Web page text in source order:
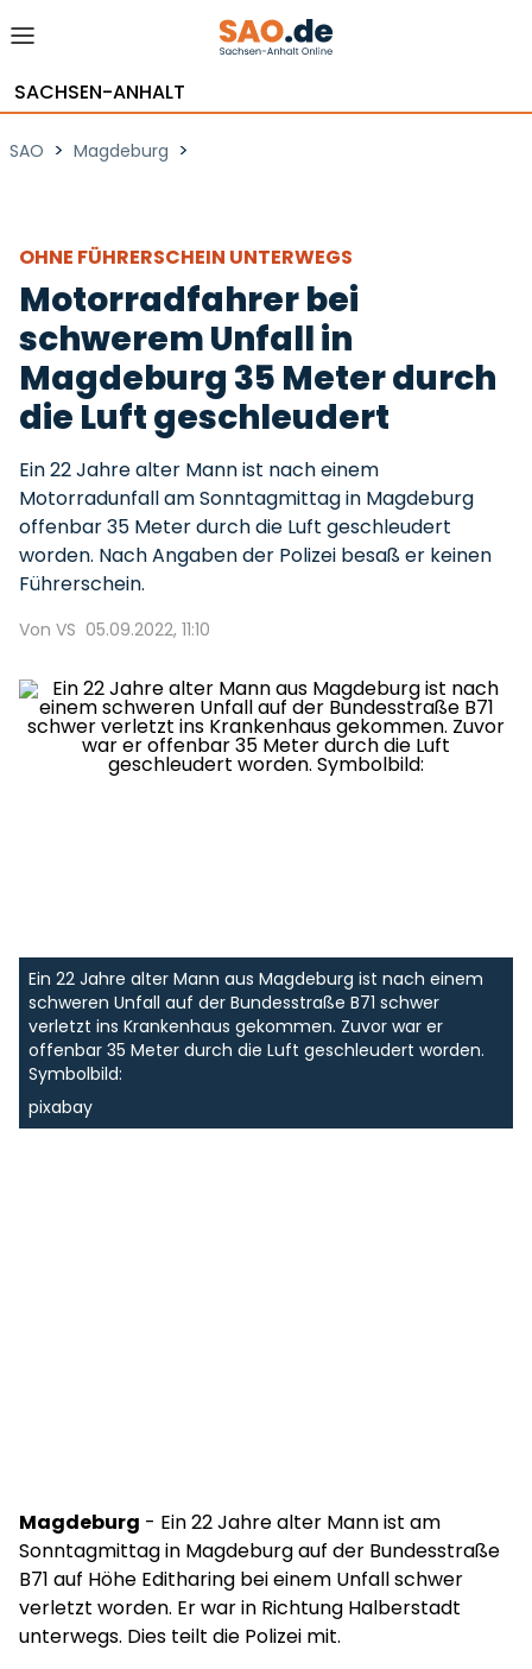
SACHSEN-ANHALT
SAO > Magdeburg >
OHNE FÜHRERSCHEIN UNTERWEGS
Motorradfahrer bei
schwerem Unfall in
Magdeburg 35 Meter durch
die Luft geschleudert
Ein 22 Jahre alter Mann ist nach einem
Motorradunfall am Sonntagmittag in Magdeburg
offenbar 35 Meter durch die Luft geschleudert
worden. Nach Angaben der Polizei besaß er keinen
Führerschein.
Von VS 05.09.2022, 11:10
Ein 22 Jahre alter Mann aus Magdeburg ist nach einem
schweren Unfall auf der Bundesstraße B71 schwer
verletzt ins Krankenhaus gekommen. Zuvor war er
offenbar 35 Meter durch die Luft geschleudert worden.
Symbolbild:
pixabay
Magdeburg - Ein 22 Jahre alter Mann ist am
Sonntagmittag in Magdeburg auf der Bundesstraße
B71 auf Höhe Editharing bei einem Unfall schwer
verletzt worden. Er war in Richtung Halberstadt
unterwegs. Dies teilt die Polizei mit.